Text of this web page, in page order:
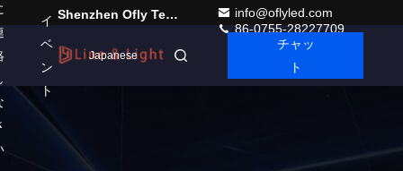
Shenzhen Ofly Technology Co.,Limited
info@oflyled.com
86-0755-28227709
イ
ベ
ン
ト
Japanese
チャッ
ト